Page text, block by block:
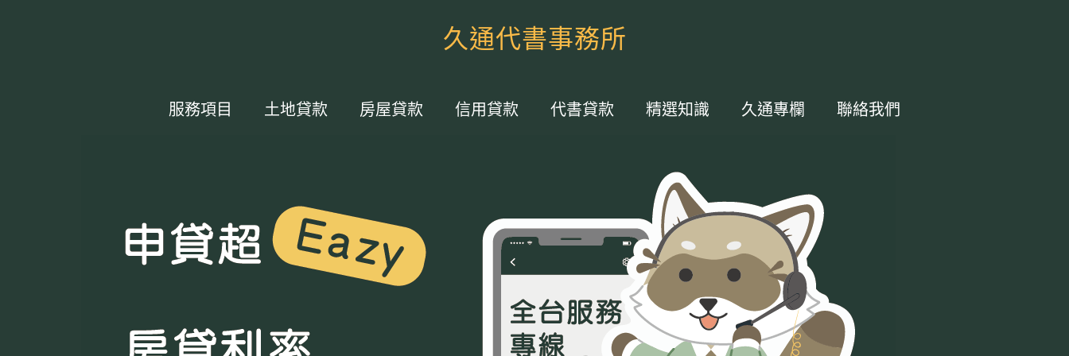
久通代書事務所
服務項目 土地貸款 房屋貸款 信用貸款 代書貸款 精選知識 久通專欄 聯絡我們